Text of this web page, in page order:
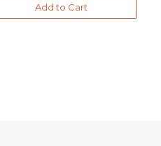
Add to Cart